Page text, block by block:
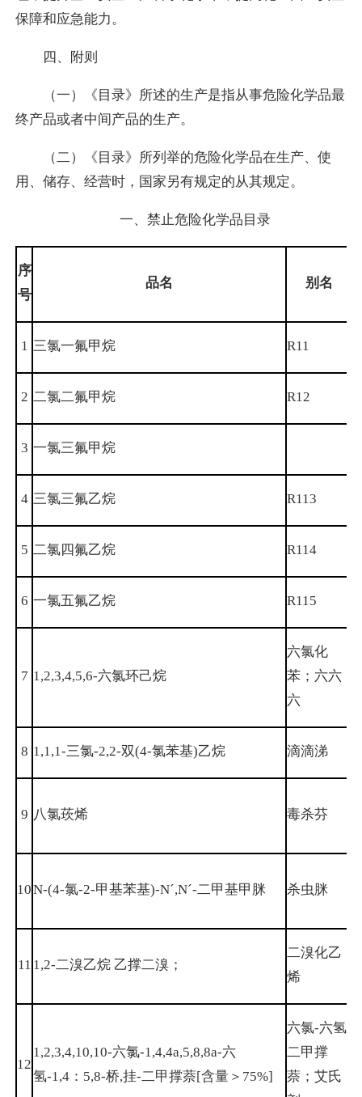
保障和应急能力。
四、附则
（一）《目录》所述的生产是指从事危险化学品最
终产品或者中间产品的生产。
（二）《目录》所列举的危险化学品在生产、使
用、储存、经营时，国家另有规定的从其规定。
一、禁止危险化学品目录
序
号
品名 别名
1 三氯一氟甲烷 R11
2 二氯二氟甲烷 R12
3 一氯三氟甲烷
4 三氯三氟乙烷 R113
5 二氯四氟乙烷 R114
6 一氯五氟乙烷 R115
7 1,2,3,4,5,6-六氯环己烷
六氯化
苯；六六
六
8 1,1,1-三氯-2,2-双(4-氯苯基)乙烷 滴滴涕
9 八氯莰烯 毒杀芬
10N-(4-氯-2-甲基苯基)-N´,N´-二甲基甲脒 杀虫脒
11 1,2-二溴乙烷 乙撑二溴；
二溴化乙
烯
12
1,2,3,4,10,10-六氯-1,4,4a,5,8,8a-六
氢-1,4：5,8-桥,挂-二甲撑萘[含量＞75%]
六氯-六氢-
二甲撑
萘；艾氏